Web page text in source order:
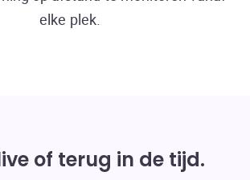
elke plek.
of terug in de tijd